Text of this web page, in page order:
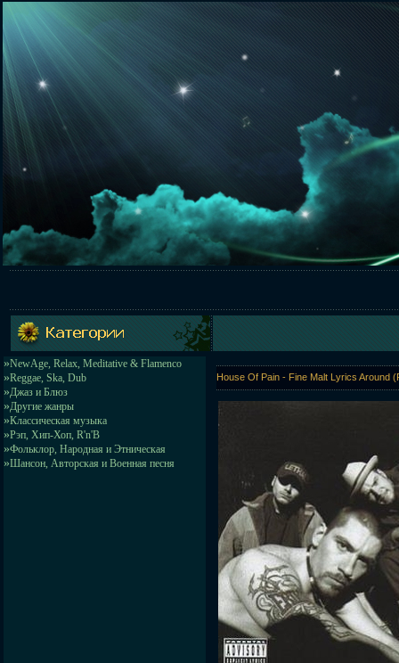
»NewAge, Relax, Meditative & Flamenco
»Reggae, Ska, Dub
»Джаз и Блюз
»Другие жанры
»Классическая музыка
»Рэп, Хип-Хоп, R'n'B
»Фольклор, Народная и Этническая
»Шансон, Авторская и Военная песня
House Of Pain - Fine Malt Lyrics